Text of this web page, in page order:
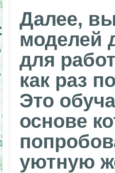
Далее,
моделей
для
как раз
Это
основе
уютную